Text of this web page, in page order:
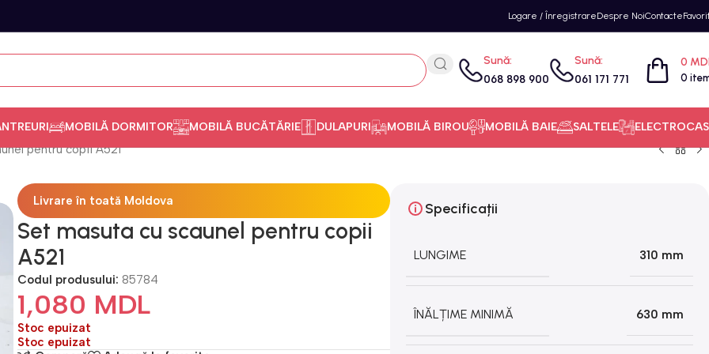
Logare / ÎnregistrareDespre NoiContacte
Sună:
068 898 900
Sună:
061 171 771 0
0
MOBILĂ DORMITOR MOBILĂ BUCĂTĂRIE DULAPURI MOBILĂ BIROU MOBILĂ BAIE SALTELE
pentru copii A521
Livrare în toată Moldova
Set masuta cu scaunel pentru copii
A521
Codul produsului: 85784
1,080 MDL
Stoc epuizat
Stoc epuizat
Specificații
LUNGIME 310 mm
ÎNĂLȚIME MINIMĂ 630 mm